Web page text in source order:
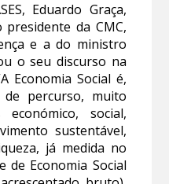
Eduardo Graça,
da CMC,
e a do ministro
o seu discurso na
Economia Social é,
percurso, muito
social,
sustentável,
já medida no
de Economia Social